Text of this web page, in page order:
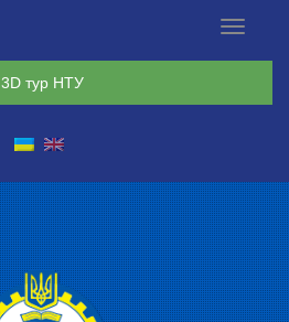
Меню
3D тур НТУ